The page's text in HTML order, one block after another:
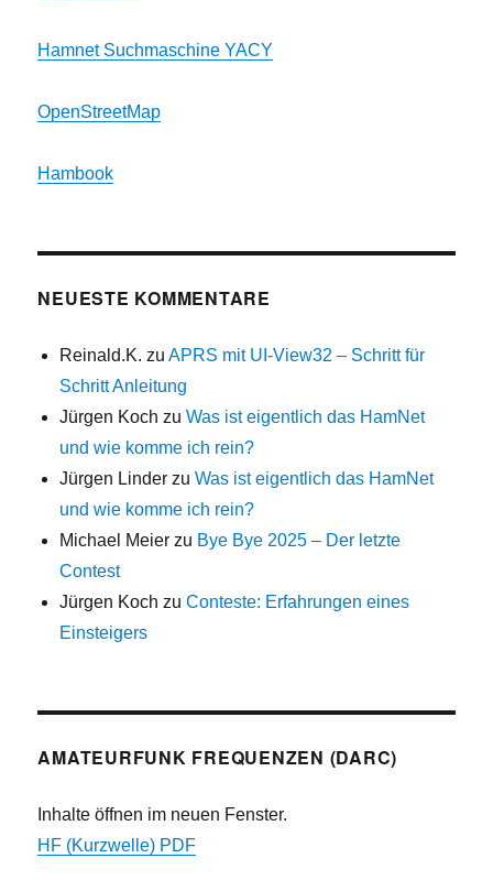
Hamnet Suchmaschine YACY
OpenStreetMap
Hambook
NEUESTE KOMMENTARE
Reinald.K. zuAPRS mit UI-View32 – Schritt für
Schritt Anleitung
Jürgen Koch zuWas ist eigentlich das HamNet
und wie komme ich rein?
Jürgen Linder zuWas ist eigentlich das HamNet
und wie komme ich rein?
Michael Meier zu Bye Bye 2025 – Der letzte
Contest
Jürgen Koch zuConteste: Erfahrungen eines
Einsteigers
AMATEURFUNK FREQUENZEN (DARC)
Inhalte öffnen im neuen Fenster.
HF (Kurzwelle) PDF